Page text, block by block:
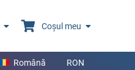
Coșul meu
Română RON